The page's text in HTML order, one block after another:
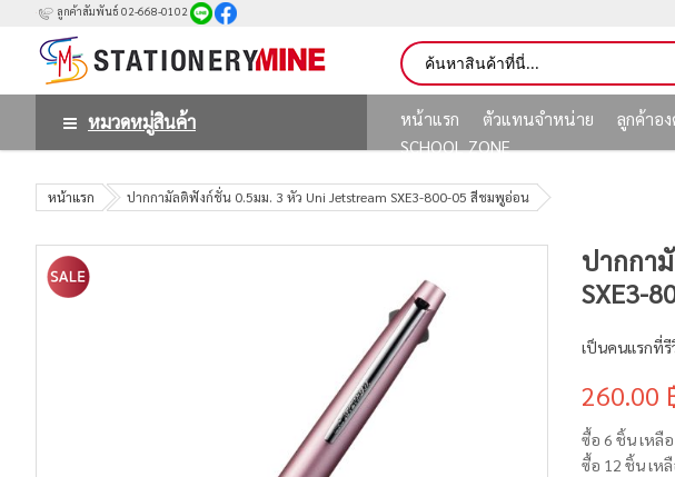
ลูกค้าสัมพันธ์ 02-668-0102
หมวดหมู่สินค้า หน้าแรก ตัวแทนจำหน่าย ลูกค้าอง
SCHOOL ZONE
หน้าแรก ปากกามัลติฟังก์ชั่น 0.5มม. 3 หัว Uni Jetstream SXE3-800-05 สีชมพูอ่อน
ปากกา
SXE3-
เป็นคนแรกที่
260.00
ซื้อ 6 ชิ้น เหลือ
ซื้อ 12 ชิ้น เห